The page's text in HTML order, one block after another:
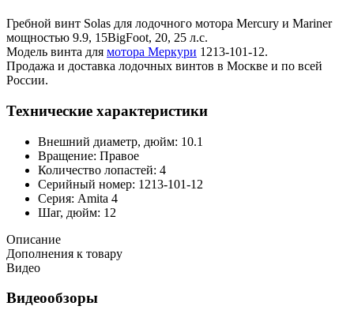
Гребной винт Solas для лодочного мотора Mercury и Mariner
мощностью 9.9, 15BigFoot, 20, 25 л.с.
Модель винта для мотора Меркури 1213-101-12.
Продажа и доставка лодочных винтов в Москве и по всей
России.
Технические характеристики
Внешний диаметр, дюйм: 10.1
Вращение: Правое
Количество лопастей: 4
Серийный номер: 1213-101-12
Серия: Amita 4
Шаг, дюйм: 12
Описание
Дополнения к товару
Видео
Видеообзоры